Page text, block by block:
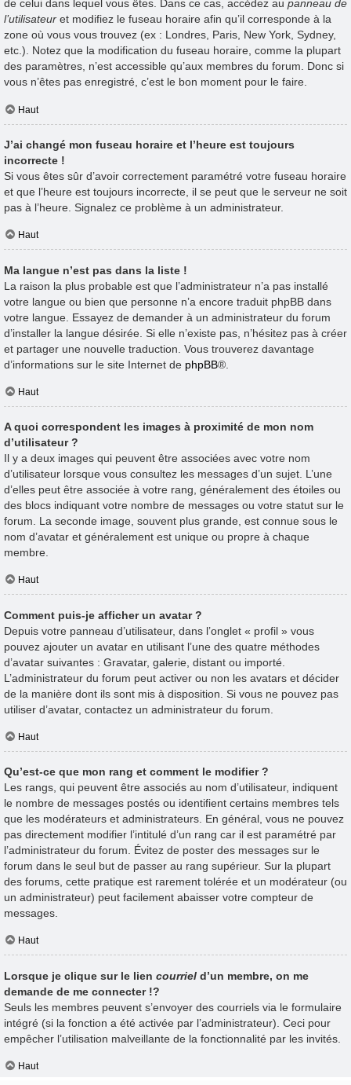
de celui dans lequel vous êtes. Dans ce cas, accédez au panneau de
l’utilisateur et modifiez le fuseau horaire afin qu’il corresponde à la
zone où vous vous trouvez (ex : Londres, Paris, New York, Sydney,
etc.). Notez que la modification du fuseau horaire, comme la plupart
des paramètres, n’est accessible qu’aux membres du forum. Donc si
vous n’êtes pas enregistré, c’est le bon moment pour le faire.
Haut
J’ai changé mon fuseau horaire et l’heure est toujours
incorrecte !
Si vous êtes sûr d’avoir correctement paramétré votre fuseau horaire
et que l’heure est toujours incorrecte, il se peut que le serveur ne soit
pas à l’heure. Signalez ce problème à un administrateur.
Haut
Ma langue n’est pas dans la liste !
La raison la plus probable est que l’administrateur n’a pas installé
votre langue ou bien que personne n’a encore traduit phpBB dans
votre langue. Essayez de demander à un administrateur du forum
d’installer la langue désirée. Si elle n’existe pas, n’hésitez pas à créer
et partager une nouvelle traduction. Vous trouverez davantage
d’informations sur le site Internet de phpBB®.
Haut
A quoi correspondent les images à proximité de mon nom
d’utilisateur ?
Il y a deux images qui peuvent être associées avec votre nom
d’utilisateur lorsque vous consultez les messages d’un sujet. L’une
d’elles peut être associée à votre rang, généralement des étoiles ou
des blocs indiquant votre nombre de messages ou votre statut sur le
forum. La seconde image, souvent plus grande, est connue sous le
nom d’avatar et généralement est unique ou propre à chaque
membre.
Haut
Comment puis-je afficher un avatar ?
Depuis votre panneau d’utilisateur, dans l’onglet « profil » vous
pouvez ajouter un avatar en utilisant l’une des quatre méthodes
d’avatar suivantes : Gravatar, galerie, distant ou importé.
L’administrateur du forum peut activer ou non les avatars et décider
de la manière dont ils sont mis à disposition. Si vous ne pouvez pas
utiliser d’avatar, contactez un administrateur du forum.
Haut
Qu’est-ce que mon rang et comment le modifier ?
Les rangs, qui peuvent être associés au nom d’utilisateur, indiquent
le nombre de messages postés ou identifient certains membres tels
que les modérateurs et administrateurs. En général, vous ne pouvez
pas directement modifier l’intitulé d’un rang car il est paramétré par
l’administrateur du forum. Évitez de poster des messages sur le
forum dans le seul but de passer au rang supérieur. Sur la plupart
des forums, cette pratique est rarement tolérée et un modérateur (ou
un administrateur) peut facilement abaisser votre compteur de
messages.
Haut
Lorsque je clique sur le lien courriel d’un membre, on me
demande de me connecter !?
Seuls les membres peuvent s’envoyer des courriels via le formulaire
intégré (si la fonction a été activée par l’administrateur). Ceci pour
empêcher l’utilisation malveillante de la fonctionnalité par les invités.
Haut